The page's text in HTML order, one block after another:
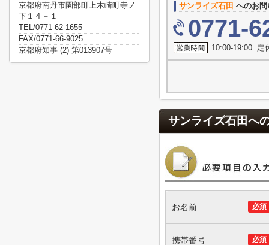
サンライズ石田 へのお
0771-
10:00-19:00 定
サンライズ石田へ
必須
お名前
必須
携帯番号
京都府南丹市園部町上木崎町寺ノ
下１４－１
TEL/0771-62-1655
FAX/0771-66-9025
京都府知事 (2) 第013907号